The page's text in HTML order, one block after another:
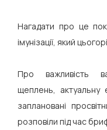
Нагадати про це
імунізації, який
Про важливість
щеплень, актуальну
заплановані
розповіли під час